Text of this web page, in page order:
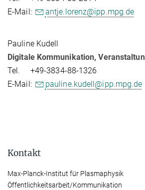
E-Mail:
antje.lorenz@ipp.mpg.de
Pauline Kudell
Digitale Kommunikation,
Tel. +49-3834-88-1326
E-Mail:
pauline.kudell@ipp.mpg.de
Kontakt
Max-Planck-Institut für Plasmaphysik
Öffentlichkeitsarbeit/Kommunikation